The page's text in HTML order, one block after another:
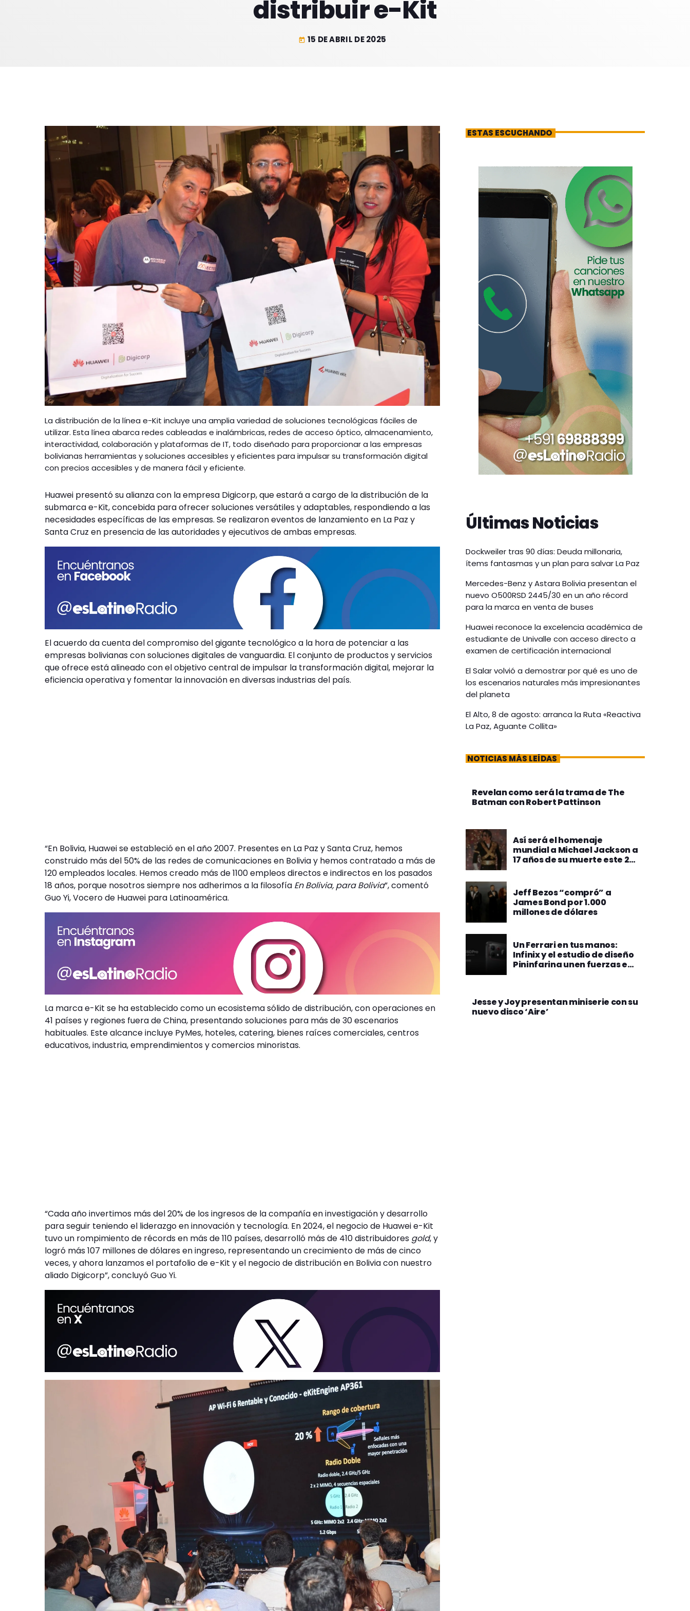
distribuir e-Kit
today 15 DE ABRIL DE 2025
La distribución de la línea e-Kit incluye una amplia variedad de soluciones tecnológicas fáciles de
utilizar. Esta línea abarca redes cableadas e inalámbricas, redes de acceso óptico, almacenamiento,
interactividad, colaboración y plataformas de IT, todo diseñado para proporcionar a las empresas
bolivianas herramientas y soluciones accesibles y eficientes para impulsar su transformación digital
con precios accesibles y de manera fácil y eficiente.
Huawei presentó su alianza con la empresa Digicorp, que estará a cargo de la distribución de la
submarca e-Kit, concebida para ofrecer soluciones versátiles y adaptables, respondiendo a las
necesidades específicas de las empresas. Se realizaron eventos de lanzamiento en La Paz y
Santa Cruz en presencia de las autoridades y ejecutivos de ambas empresas.
El acuerdo da cuenta del compromiso del gigante tecnológico a la hora de potenciar a las
empresas bolivianas con soluciones digitales de vanguardia. El conjunto de productos y servicios
que ofrece está alineado con el objetivo central de impulsar la transformación digital, mejorar la
eficiencia operativa y fomentar la innovación en diversas industrias del país.
“En Bolivia, Huawei se estableció en el año 2007. Presentes en La Paz y Santa Cruz, hemos
construido más del 50% de las redes de comunicaciones en Bolivia y hemos contratado a más de
120 empleados locales. Hemos creado más de 1100 empleos directos e indirectos en los pasados
18 años, porque nosotros siempre nos adherimos a la filosofía En Bolivia, para Bolivia”, comentó
Guo Yi, Vocero de Huawei para Latinoamérica.
La marca e-Kit se ha establecido como un ecosistema sólido de distribución, con operaciones en
41 países y regiones fuera de China, presentando soluciones para más de 30 escenarios
habituales. Este alcance incluye PyMes, hoteles, catering, bienes raíces comerciales, centros
educativos, industria, emprendimientos y comercios minoristas.
“Cada año invertimos más del 20% de los ingresos de la compañía en investigación y desarrollo
para seguir teniendo el liderazgo en innovación y tecnología. En 2024, el negocio de Huawei e-Kit
tuvo un rompimiento de récords en más de 110 países, desarrolló más de 410 distribuidores gold, y
logró más 107 millones de dólares en ingreso, representando un crecimiento de más de cinco
veces, y ahora lanzamos el portafolio de e-Kit y el negocio de distribución en Bolivia con nuestro
aliado Digicorp”, concluyó Guo Yi.
ESTAS ESCUCHANDO
Últimas Noticias
Dockweiler tras 90 días: Deuda millonaria,
ítems fantasmas y un plan para salvar La Paz
Mercedes-Benz y Astara Bolivia presentan el
nuevo O500RSD 2445/30 en un año récord
para la marca en venta de buses
Huawei reconoce la excelencia académica de
estudiante de Univalle con acceso directo a
examen de certificación internacional
El Salar volvió a demostrar por qué es uno de
los escenarios naturales más impresionantes
del planeta
El Alto, 8 de agosto: arranca la Ruta «Reactiva
La Paz, Aguante Collita»
NOTICIAS MÁS LEÍDAS
Revelan como será la trama de The
Batman con Robert Pattinson
Así será el homenaje
mundial a Michael Jackson a
17 años de su muerte este 25
Jeff Bezos “compró” a
James Bond por 1.000
millones de dólares
Un Ferrari en tus manos:
Infinix y el estudio de diseño
Pininfarina unen fuerzas en
Jesse y Joy presentan miniserie con su
nuevo disco ‘Aire’